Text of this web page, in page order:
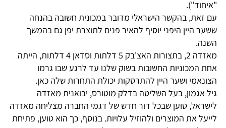
"איחוד").
עם זאת, בהקשר הישראלי מדובר במכונית חשובה בהנחה
ששער היין היפני יוסיף להאיר פנים לתוצרת יפן גם בהמשך
השנה.
מאזדה 2, בתצורות האצ'בק 5 דלתות וסדאן 4 דלתות, הייתה
אחת המכוניות החשובות בשוק שלנו עד לרגע שבו גרמו
הצונאמי ושער היין להתרסקות יכולת התחרות שלה כאן.
גיל אגמון, בעל השליטה בדלק מוטורס, יבואנית מאזדה
לישראל, טוען שבכל דור חדש של דגמי החברה מצליחה מאזדה
לייעל את המוצרים ולהוזיל עלויות. בנוסף, כך הוא טוען, פתיחת